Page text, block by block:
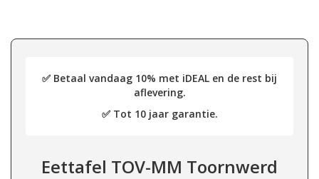
✅ Betaal vandaag 10% met iDEAL en de rest bij
aflevering.
✅ Tot 10 jaar garantie.
Eettafel TOV-MM Toornwerd